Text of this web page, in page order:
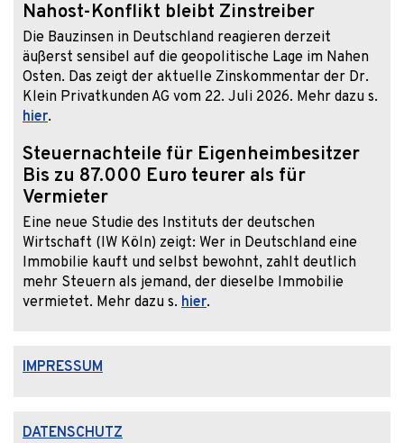
Nahost-Konflikt bleibt Zinstreiber
Die Bauzinsen in Deutschland reagieren derzeit
äußerst sensibel auf die geopolitische Lage im Nahen
Osten. Das zeigt der aktuelle Zinskommentar der Dr.
Klein Privatkunden AG vom 22. Juli 2026. Mehr dazu s.
hier.
Steuernachteile für Eigenheimbesitzer
Bis zu 87.000 Euro teurer als für
Vermieter
Eine neue Studie des Instituts der deutschen
Wirtschaft (IW Köln) zeigt: Wer in Deutschland eine
Immobilie kauft und selbst bewohnt, zahlt deutlich
mehr Steuern als jemand, der dieselbe Immobilie
vermietet. Mehr dazu s. hier.
IMPRESSUM
DATENSCHUTZ